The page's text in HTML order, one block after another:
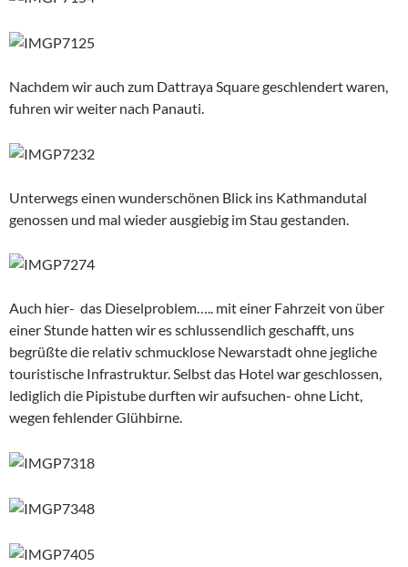
Nachdem wir auch zum Dattraya Square geschlendert waren,
fuhren wir weiter nach Panauti.
Unterwegs einen wunderschönen Blick ins Kathmandutal
genossen und mal wieder ausgiebig im Stau gestanden.
Auch hier- das Dieselproblem….. mit einer Fahrzeit von über
einer Stunde hatten wir es schlussendlich geschafft, uns
begrüßte die relativ schmucklose Newarstadt ohne jegliche
touristische Infrastruktur. Selbst das Hotel war geschlossen,
lediglich die Pipistube durften wir aufsuchen- ohne Licht,
wegen fehlender Glühbirne.